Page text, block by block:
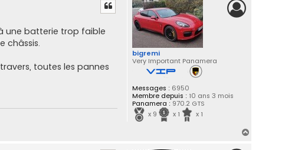
bigremi
Very Important Panamera
Messages : 6950
Membre depuis : 10 ans 3 mois
Panamera : 970.2 GTS
x 9
x 1 x 1
une batterie trop faible
châssis.
toutes les pannes